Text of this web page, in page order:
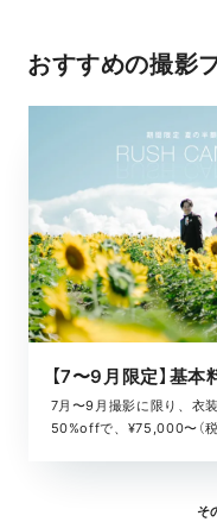
おすすめの撮影
7月〜9月撮影に限り、衣
50%offで、¥75,000〜（
そ